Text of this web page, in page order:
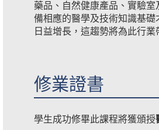
藥品、自然健康產品、實驗
備相應的醫學及技術知識基
日益增長，這趨勢將為此行
修業證書
學生成功修畢此課程將獲頒授